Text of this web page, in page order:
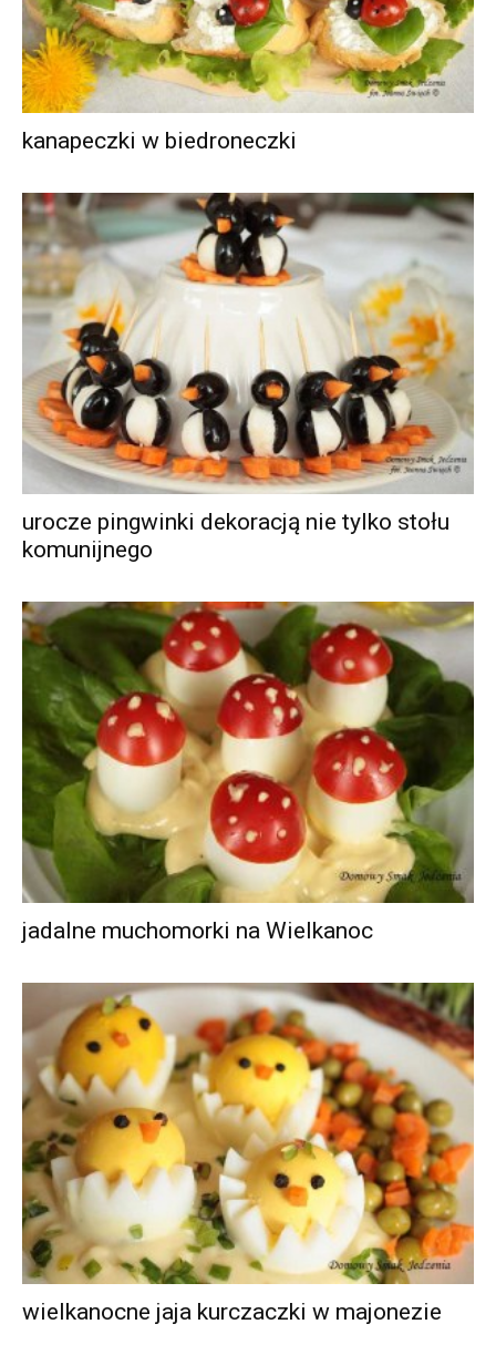
kanapeczki w biedroneczki
urocze pingwinki dekoracją nie tylko stołu
komunijnego
jadalne muchomorki na Wielkanoc
wielkanocne jaja kurczaczki w majonezie